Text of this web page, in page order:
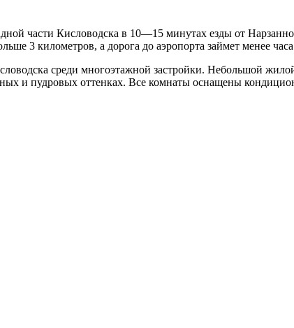
части Кисловодска в 10—15 минутах езды от
3 километров, а дорога до аэропорта займет менее
среди многоэтажной застройки. Небольшой
и пудровых оттенках. Все комнаты оснащены